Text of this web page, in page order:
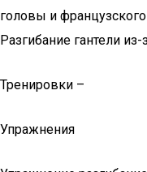
головы и французского
Разгибание гантели
Тренировки –
Упражнения